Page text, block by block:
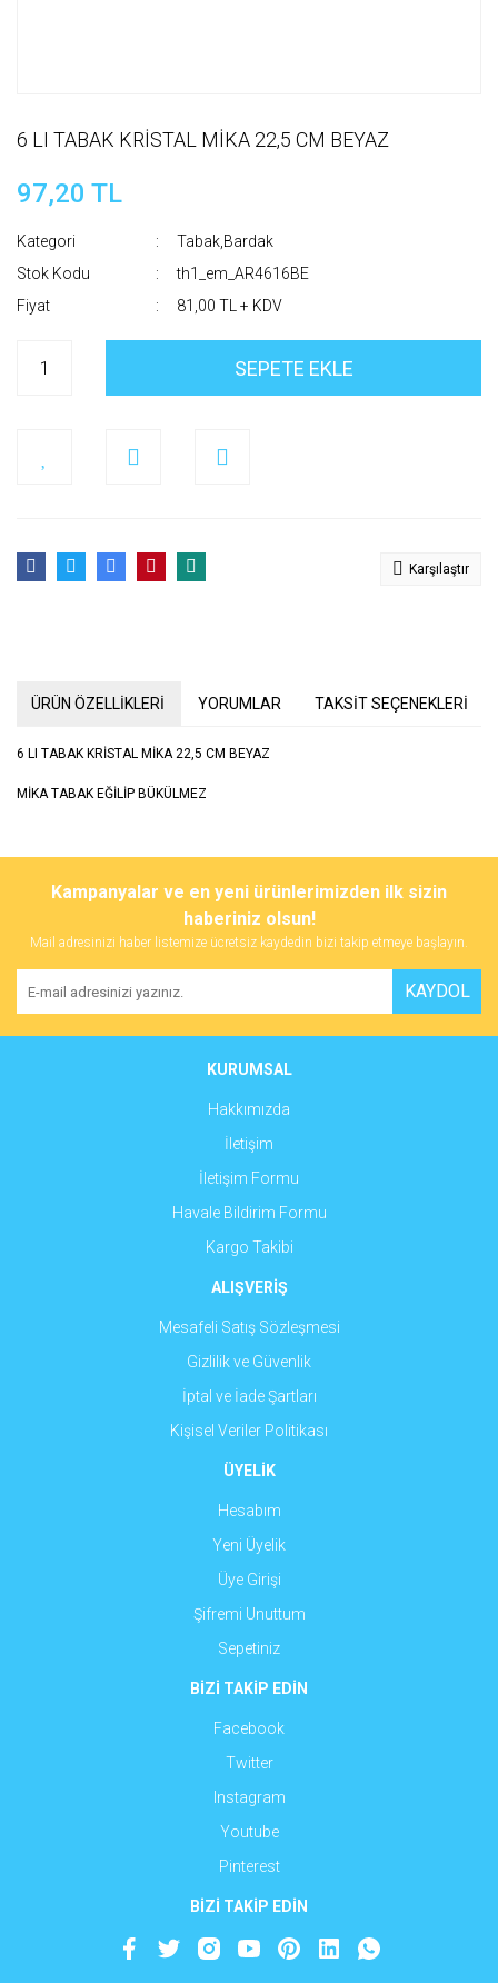
6 LI TABAK KRİSTAL MİKA 22,5 CM BEYAZ
97,20 TL
Kategori
Tabak,Bardak
Stok Kodu
th1_em_AR4616BE
Fiyat
81,00 TL + KDV
SEPETE EKLE
Karşılaştır
ÜRÜN ÖZELLİKLERİ YORUMLAR TAKSİT SEÇENEKLERİ
6 LI TABAK KRİSTAL MİKA 22,5 CM BEYAZ
MİKA TABAK EĞİLİP BÜKÜLMEZ
Bu ürüne ilk yorumu siz yapın!
Yorum Yaz
tarafımıza iletebilirsiniz.
Görüş ve önerileriniz için teşekkür ederiz.
Ürün resmi kalitesiz, bozuk veya görüntülenemiyor.
Ürün açıklamasında eksik bilgiler bulunuyor.
Ürün fiyatı diğer sitelerden daha pahalı.
Gönder
Kampanyalar ve en yeni ürünlerimizden ilk sizin
haberiniz olsun!
Mail adresinizi haber listemize ücretsiz kaydedin bizi takip etmeye başlayın.
KAYDOL
KURUMSAL
Hakkımızda
İletişim
İletişim Formu
Havale Bildirim Formu
Kargo Takibi
ALIŞVERİŞ
Mesafeli Satış Sözleşmesi
Gizlilik ve Güvenlik
İptal ve İade Şartları
Kişisel Veriler Politikası
ÜYELİK
Hesabım
Yeni Üyelik
Üye Girişi
Şifremi Unuttum
Sepetiniz
BİZİ TAKİP EDİN
Facebook
Twitter
Instagram
Youtube
Pinterest
BİZİ TAKİP EDİN